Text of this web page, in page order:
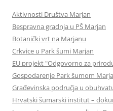
Aktivnosti Društva Marjan
Bespravna gradnja u PŠ Marjan
Botanički vrt na Marjanu
Crkvice u Park šumi Marjan
EU projekt "Odgovorno za
Gospodarenje Park šumom
Građevinska područja u
Hrvatski šumarski institut –